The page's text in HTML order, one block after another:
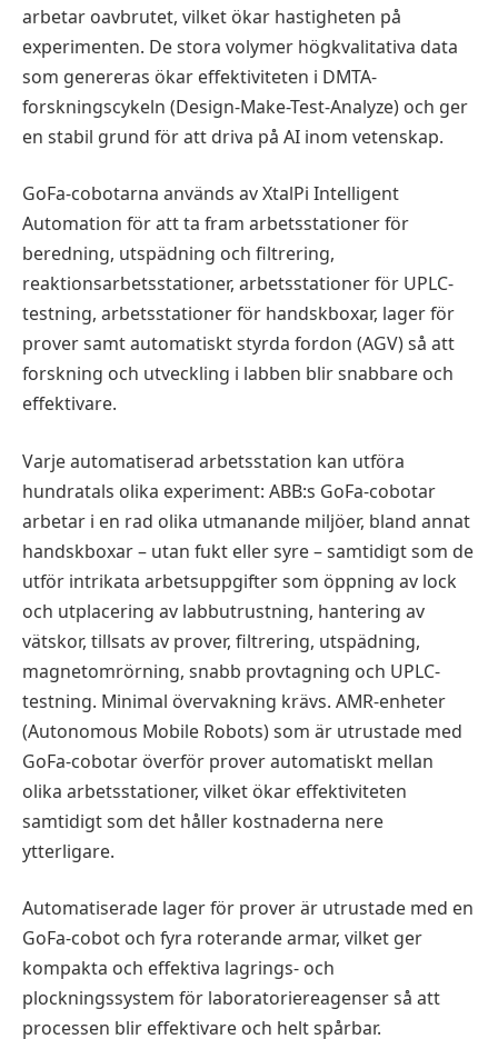
arbetar oavbrutet, vilket ökar hastigheten på
experimenten. De stora volymer högkvalitativa data
som genereras ökar effektiviteten i DMTA-
forskningscykeln (Design-Make-Test-Analyze) och ger
en stabil grund för att driva på AI inom vetenskap.
GoFa-cobotarna används av XtalPi Intelligent
Automation för att ta fram arbetsstationer för
beredning, utspädning och filtrering,
reaktionsarbetsstationer, arbetsstationer för UPLC-
testning, arbetsstationer för handskboxar, lager för
prover samt automatiskt styrda fordon (AGV) så att
forskning och utveckling i labben blir snabbare och
effektivare.
Varje automatiserad arbetsstation kan utföra
hundratals olika experiment: ABB:s GoFa-cobotar
arbetar i en rad olika utmanande miljöer, bland annat
handskboxar – utan fukt eller syre – samtidigt som de
utför intrikata arbetsuppgifter som öppning av lock
och utplacering av labbutrustning, hantering av
vätskor, tillsats av prover, filtrering, utspädning,
magnetomrörning, snabb provtagning och UPLC-
testning. Minimal övervakning krävs. AMR-enheter
(Autonomous Mobile Robots) som är utrustade med
GoFa-cobotar överför prover automatiskt mellan
olika arbetsstationer, vilket ökar effektiviteten
samtidigt som det håller kostnaderna nere
ytterligare.
Automatiserade lager för prover är utrustade med en
GoFa-cobot och fyra roterande armar, vilket ger
kompakta och effektiva lagrings- och
plockningssystem för laboratoriereagenser så att
processen blir effektivare och helt spårbar.